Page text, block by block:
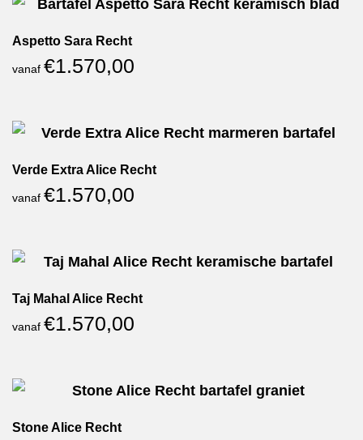
Aspetto Sara Recht
vanaf €1.570,00
Verde Extra Alice Recht
vanaf €1.570,00
Taj Mahal Alice Recht
vanaf €1.570,00
Stone Alice Recht